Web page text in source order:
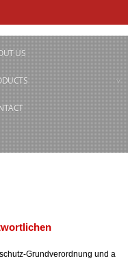
US
Grundverordnung und